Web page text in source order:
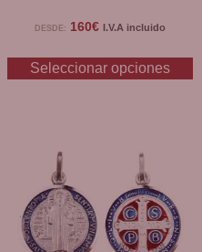
DESDE: 160€ I.V.A incluido
Seleccionar opciones